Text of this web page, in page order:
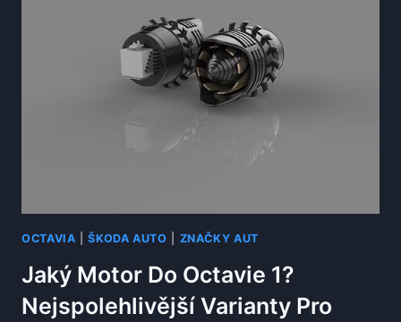
NÁPRAVĚ
OCTAVIA
1?
KOMPLETNÍ
PRŮVODCE
ÚDRŽBOU
OCTAVIA |ŠKODA AUTO ZNAČKY AUT
Jaký Motor Do Octavie 1?
Nejspolehlivější Varianty Pro